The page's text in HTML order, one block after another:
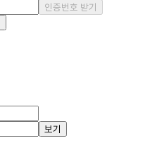
인증번호 받기
보기